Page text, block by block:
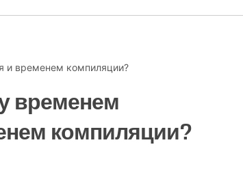
и временем компиляции?
временем
компиляции?